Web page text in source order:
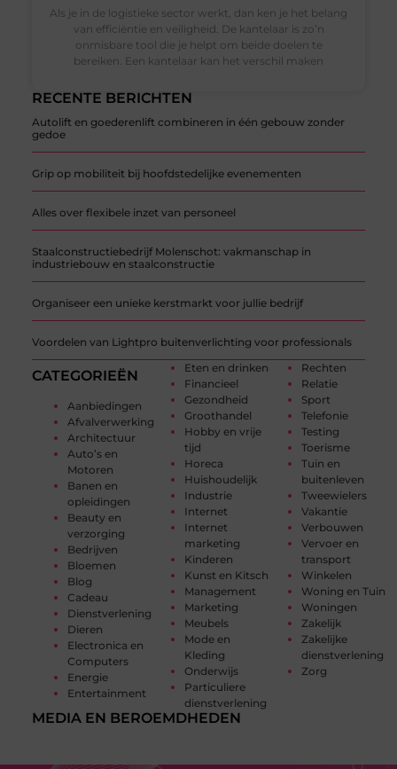
RECENTE BERICHTEN
Autolift en goederenlift combineren in één gebouw zonder
gedoe
Grip op mobiliteit bij hoofdstedelijke evenementen
Alles over flexibele inzet van personeel
Staalconstructiebedrijf Molenschot: vakmanschap in
industriebouw en staalconstructie
Organiseer een unieke kerstmarkt voor jullie bedrijf
Voordelen van Lightpro buitenverlichting voor professionals
CATEGORIEËN
Aanbiedingen
Afvalverwerking
Architectuur
Auto’s en
Motoren
Banen en
opleidingen
Beauty en
verzorging
Bedrijven
Bloemen
Blog
Cadeau
Dienstverlening
Dieren
Electronica en
Computers
Energie
Entertainment
Eten en drinken
Financieel
Gezondheid
Groothandel
Hobby en vrije
tijd
Horeca
Huishoudelijk
Industrie
Internet
Internet
marketing
Kinderen
Kunst en Kitsch
Management
Marketing
Meubels
Mode en
Kleding
Onderwijs
Particuliere
dienstverlening
Rechten
Relatie
Sport
Telefonie
Testing
Toerisme
Tuin en
buitenleven
Tweewielers
Vakantie
Verbouwen
Vervoer en
transport
Winkelen
Woning en Tuin
Woningen
Zakelijk
Zakelijke
dienstverlening
Zorg
MEDIA EN BEROEMDHEDEN
Als je in de logistieke sector werkt, dan ken je het belang
van efficiëntie en veiligheid. De kantelaar is zo’n
onmisbare tool die je helpt om beide doelen te
bereiken. Een kantelaar kan het verschil maken